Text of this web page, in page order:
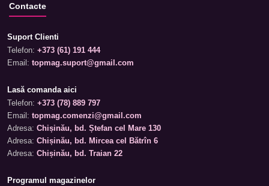
Contacte
Suport Clienti
Telefon: +373 (61) 191 444
Email: topmag.suport@gmail.com
Lasă comanda aici
Telefon: +373 (78) 889 797
Email: topmag.comenzi@gmail.com
Adresa: Chișinău, bd. Ștefan cel Mare 130
Adresa: Chișinău, bd. Mircea cel Bătrîn 6
Adresa: Chișinău, bd. Traian 22
Programul magazinelor